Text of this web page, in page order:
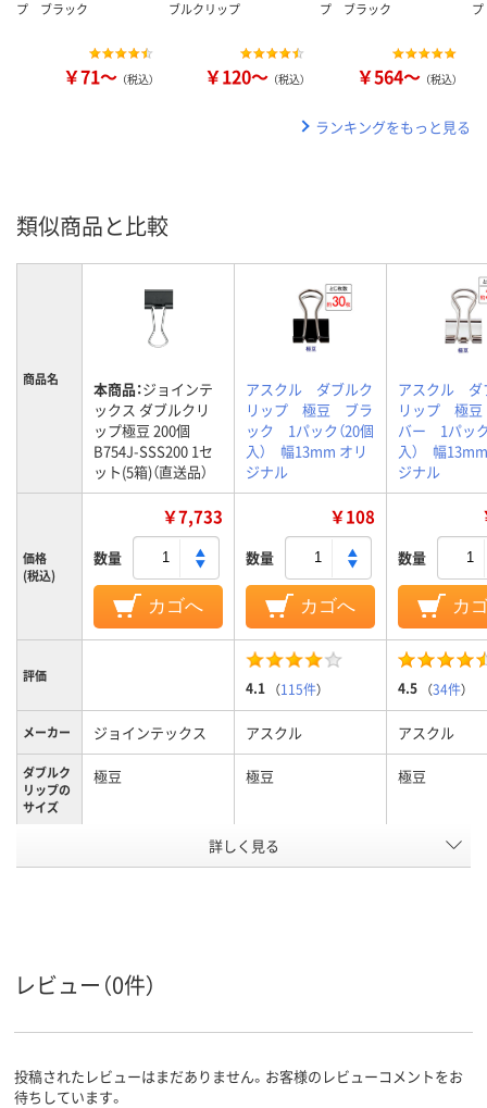
プ ブラック
￥71～ （税込）
ブルクリップ
￥120～ （税込）
プ ブラック
￥564～ （税込）
ランキングをもっと見る
類似商品と比較
商品名 本商品：ジョインテ
ックス ダブルクリ
ップ極豆 200個
B754J-SSS200 1セ
ット(5箱)（直送品）
アスクル ダブルク
リップ 極豆 ブラ
ック 1パック（20個
入） 幅13mm オリ
ジナル
アスクル ダ
リップ 極
バー 1パック
入） 幅
ジナル
価格
(税込)
￥7,733
数量
カゴへ
￥108
数量
カゴへ
数量
カ
評価
4.1 （115件） 4.5 （34件）
メーカー ジョインテックス アスクル アスクル
ダブルク
リップの
サイズ
極豆 極豆 極豆
スチール スチール
詳しく見る
レビュー（0件）
投稿されたレビューはまだありません。お客様のレビューコメントをお
待ちしています。